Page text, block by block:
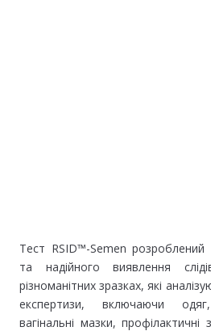
Тест RSID™-Semen
та надійного виявлення
різноманітних зразках, які
експертизи, включаючи
вагінальні мазки,